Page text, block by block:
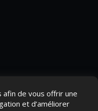
afin de vous offrir une
et d’améliorer